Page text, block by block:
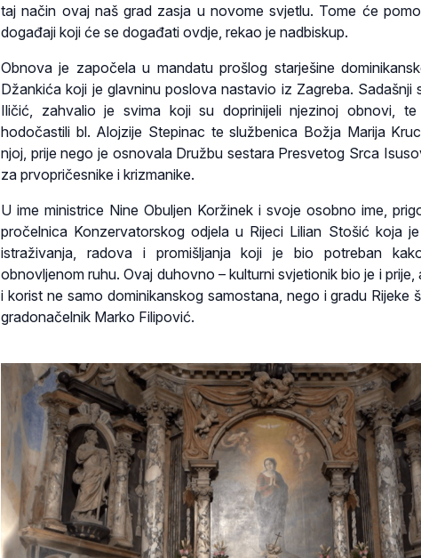
taj način ovaj naš grad zasja u novome svjetlu. Tome će
događaji koji će se događati ovdje, rekao je nadbiskup.
Obnova je započela u mandatu prošlog starješine
Džankića koji je glavninu poslova nastavio iz Zagreba. Sadašnji
Iličić, zahvalio je svima koji su doprinijeli njezinoj obnovi,
hodočastili bl. Alojzije Stepinac te službenica Božja Marija
njoj, prije nego je osnovala Družbu sestara Presvetog Srca
za prvopričesnike i krizmanike.
U ime ministrice Nine Obuljen Koržinek i svoje osobno ime,
pročelnica Konzervatorskog odjela u Rijeci Lilian Stošić koja
istraživanja, radova i promišljanja koji je bio potreban
obnovljenom ruhu. Ovaj duhovno – kulturni svjetionik bio je i
i korist ne samo dominikanskog samostana, nego i gradu Rijeke
gradonačelnik Marko Filipović.